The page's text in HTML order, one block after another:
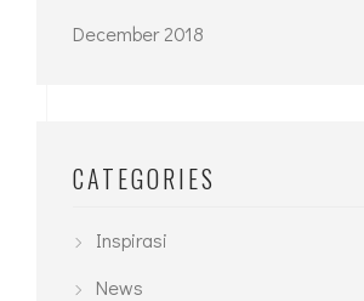
December 2018
CATEGORIES
Inspirasi
News